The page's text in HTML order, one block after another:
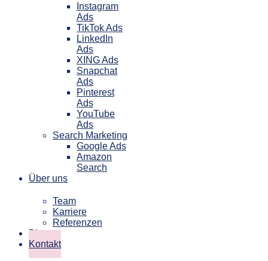
Instagram
Ads
TikTok Ads
LinkedIn
Ads
XING Ads
Snapchat
Ads
Pinterest
Ads
YouTube
Ads
Search Marketing
Google Ads
Amazon
Search
Über uns
Team
Karriere
Referenzen
Blog
Kontakt